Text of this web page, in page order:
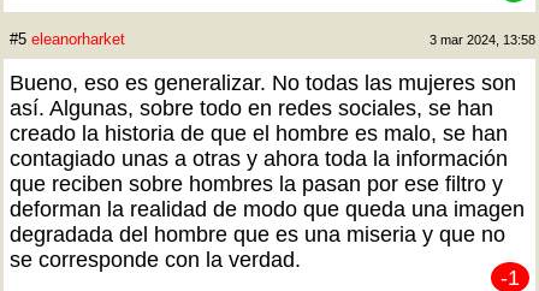
#5 eleanorharket 3 mar 2024, 13:58
Bueno, eso es generalizar. No todas las mujeres son
así. Algunas, sobre todo en redes sociales, se han
creado la historia de que el hombre es malo, se han
contagiado unas a otras y ahora toda la información
que reciben sobre hombres la pasan por ese filtro y
deforman la realidad de modo que queda una imagen
degradada del hombre que es una miseria y que no
se corresponde con la verdad.
-1